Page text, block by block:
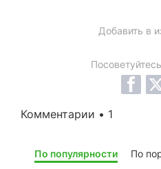
Добавить в
Комментарии • 1
По популярности По